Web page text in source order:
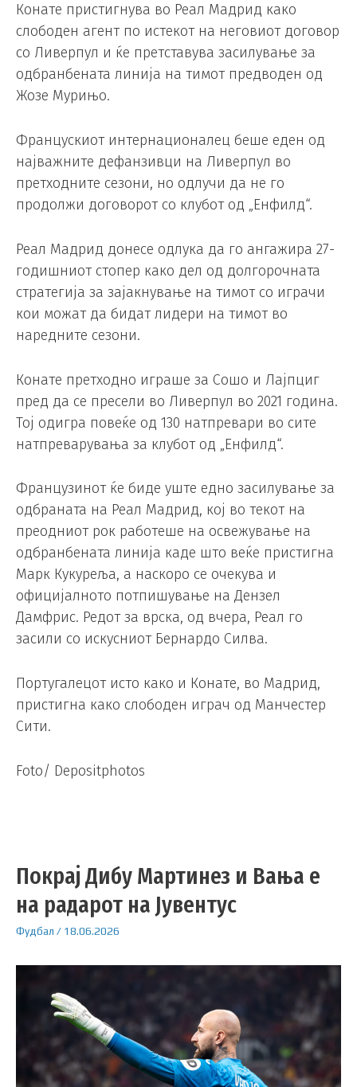
Конате пристигнува во Реал Мадрид како
слободен агент по истекот на неговиот договор
со Ливерпул и ќе претставува засилување за
одбранбената линија на тимот предводен од
Жозе Мурињо.
Францускиот интернационалец беше еден од
најважните дефанзивци на Ливерпул во
претходните сезони, но одлучи да не го
продолжи договорот со клубот од „Енфилд“.
Реал Мадрид донесе одлука да го ангажира 27-
годишниот стопер како дел од долгорочната
стратегија за зајакнување на тимот со играчи
кои можат да бидат лидери на тимот во
наредните сезони.
Конате претходно играше за Сошо и Лајпциг
пред да се пресели во Ливерпул во 2021 година.
Тој одигра повеќе од 130 натпревари во сите
натпреварувања за клубот од „Енфилд“.
Французинот ќе биде уште едно засилување за
одбраната на Реал Мадрид, кој во текот на
преодниот рок работеше на освежување на
одбранбената линија каде што веќе пристигна
Марк Кукуреља, а наскоро се очекува и
официјалното потпишување на Дензел
Дамфрис. Редот за врска, од вчера, Реал го
засили со искусниот Бернардо Силва.
Португалецот исто како и Конате, во Мадрид,
пристигна како слободен играч од Манчестер
Сити.
Foto/ Depositphotos
Покрај Дибу Мартинез и Вања е
на радарот на Јувентус
Фудбал / 18.06.2026